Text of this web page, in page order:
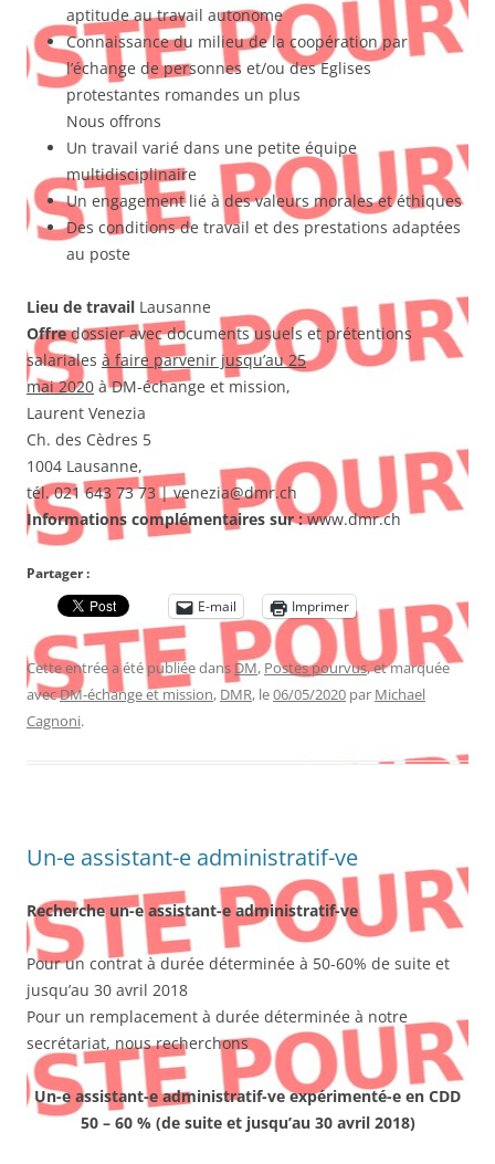
aptitude au travail autonome
Connaissance du milieu de la coopération par
l’échange de personnes et/ou des Eglises
protestantes romandes un plus
Nous offrons
Un travail varié dans une petite équipe
multidisciplinaire
Un engagement lié à des valeurs morales et éthiques
Des conditions de travail et des prestations adaptées
au poste
Lieu de travail Lausanne
Offredossier avec documents usuels et prétentions
salariales à faire parvenir jusqu’au 25
mai 2020 à DM-échange et mission,
Laurent Venezia
Ch. des Cèdres 5
1004 Lausanne,
tél. 021 643 73 73 | venezia@dmr.ch
Informations complémentaires sur :www.dmr.ch
Partager :
E-mail
Imprimer
Cette entrée a été publiée dans DM, Postes pourvus, et marquée
avecDM-échange et mission, DMR, le06/05/2020 par Michael
Cagnoni.
Un-e assistant-e administratif-ve
Recherche un-e assistant-e administratif-ve
Pour un contrat à durée déterminée à 50-60% de suite et
jusqu’au 30 avril 2018
Pour un remplacement à durée déterminée à notre
secrétariat, nous recherchons
Un-e assistant-e administratif-ve expérimenté-e en CDD
50 – 60 % (de suite et jusqu’au 30 avril 2018)